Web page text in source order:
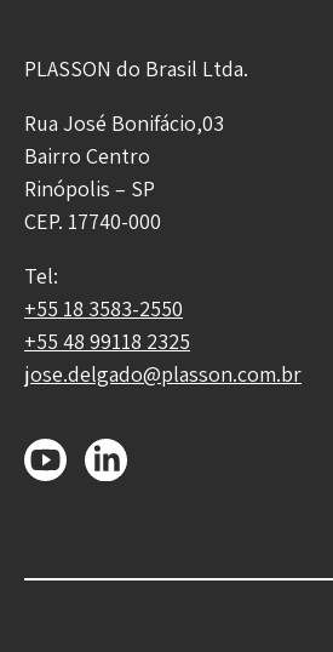
PLASSON do Brasil Ltda.
Rua José Bonifácio,03
Bairro Centro
Rinópolis – SP
CEP. 17740-000
Tel:
+55 18 3583-2550
+55 48 99118 2325
jose.delgado@plasson.com.br